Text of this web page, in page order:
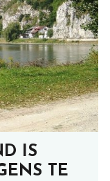
IS
TE